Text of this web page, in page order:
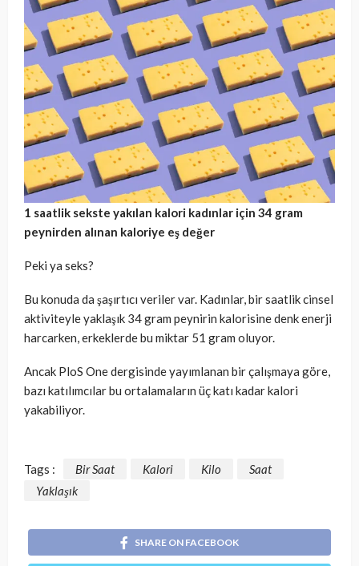
1 saatlik sekste yakılan kalori kadınlar için 34 gram
peynirden alınan kaloriye eş değer
Peki ya seks?
Bu konuda da şaşırtıcı veriler var. Kadınlar, bir saatlik cinsel
aktiviteyle yaklaşık 34 gram peynirin kalorisine denk enerji
harcarken, erkeklerde bu miktar 51 gram oluyor.
Ancak PloS One dergisinde yayımlanan bir çalışmaya göre,
bazı katılımcılar bu ortalamaların üç katı kadar kalori
yakabiliyor.
Tags : Bir Saat Kalori Kilo
Saat
Yaklaşık
SHARE ON FACEBOOK